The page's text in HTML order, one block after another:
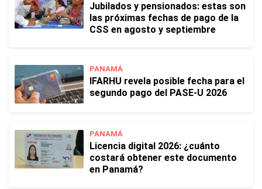
Jubilados y pensionados: estas son
las próximas fechas de pago de la
CSS en agosto y septiembre
PANAMÁ
IFARHU revela posible fecha para el
segundo pago del PASE-U 2026
PANAMÁ
Licencia digital 2026: ¿cuánto
costará obtener este documento
en Panamá?